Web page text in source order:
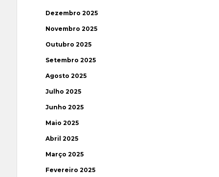
Dezembro 2025
Novembro 2025
Outubro 2025
Setembro 2025
Agosto 2025
Julho 2025
Junho 2025
Maio 2025
Abril 2025
Março 2025
Fevereiro 2025